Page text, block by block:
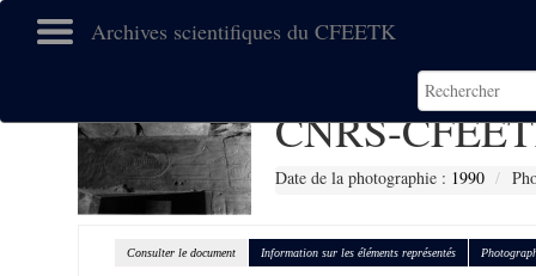
Archives scientifiques du CFEETK
CNRS-
Date de la photographie : 1990
Consulter le document Information sur les éléments représentés